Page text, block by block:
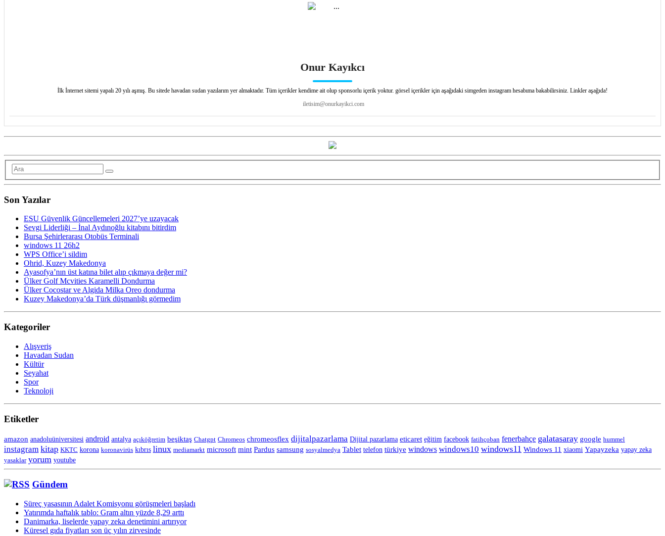
Onur Kayıkcı
İlk İnternet sitemi yapalı 20 yılı aşmış. Bu sitede havadan sudan yazılarım yer almaktadır. Tüm içerikler kendime ait olup sponsorlu içerik yoktur. görsel içerikler için aşağıdaki simgeden instagram hesabıma bakabilirsiniz. Linkler aşağıda!
iletisim@onurkayikci.com
Son Yazılar
ESU Güvenlik Güncellemeleri 2027’ye uzayacak
Sevgi Liderliği – İnal Aydınoğlu kitabını bitirdim
Bursa Şehirlerarası Otobüs Terminali
windows 11 26h2
WPS Office’i sildim
Ohrid, Kuzey Makedonya
Ayasofya’nın üst katına bilet alıp çıkmaya değer mi?
Ülker Golf Mcvities Karamelli Dondurma
Ülker Cocostar ve Algida Milka Oreo dondurma
Kuzey Makedonya’da Türk düşmanlığı görmedim
Kategoriler
Alışveriş
Havadan Sudan
Kültür
Seyahat
Spor
Teknoloji
Etiketler
amazon anadoluüniversitesi android antalya açıköğretim beşiktaş Chatgpt Chromeos chromeosflex dijitalpazarlama Dijital pazarlama eticaret eğitim facebook fatihçoban fenerbahçe galatasaray google hummel
instagram kitap KKTC korona koronavirüs kıbrıs linux mediamarkt microsoft mint Pardus samsung sosyalmedya Tablet telefon türkiye windows windows10 windows11 Windows 11 xiaomi Yapayzeka yapay zeka
yasaklar yorum youtube
Gündem
Süreç yasasının Adalet Komisyonu görüşmeleri başladı
Yatırımda haftalık tablo: Gram altın yüzde 8,29 arttı
Danimarka, liselerde yapay zeka denetimini artırıyor
Küresel gıda fiyatları son üç yılın zirvesinde